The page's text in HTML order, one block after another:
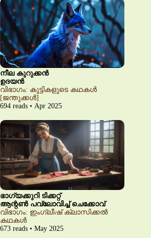
നീല കുറുക്കൻ
ഉദയൻ
വിഭാഗം: കുട്ടികളുടെ കഥകൾ
[ജന്തുക്കൾ]
694 reads • Apr 2025
ഭാഗ്യക്കുറി ടിക്കറ്റ്
ആന്റൺ പവ്‌ലോവിച്ച് ചെക്കോവ്
വിഭാഗം: ഇംഗ്ലീഷ് ക്ലാസിക്കൽ
കഥകൾ
673 reads • May 2025